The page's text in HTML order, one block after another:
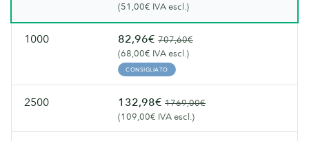
(51,00€ IVA escl.)
1000 82,96€ 707,60€
(68,00€ IVA escl.)
CONSIGLIATO
2500 132,98€ 1769,00€
(109,00€ IVA escl.)